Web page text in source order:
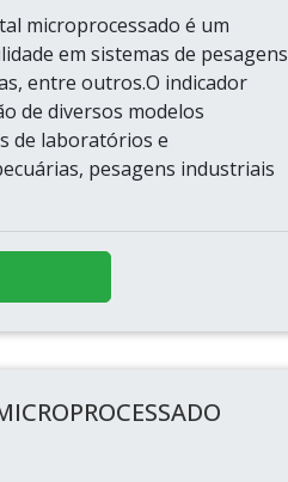
microprocessado é um
em sistemas de pesagens
entre outros.O indicador
de diversos modelos
de laboratórios e
pesagens industriais